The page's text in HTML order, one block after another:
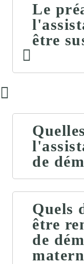
Le
être
de
Quels
être
de